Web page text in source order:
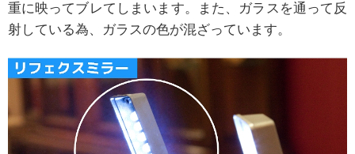
重に映ってブレてしまいます。また、ガラスを通って反
射している為、ガラスの色が混ざっています。